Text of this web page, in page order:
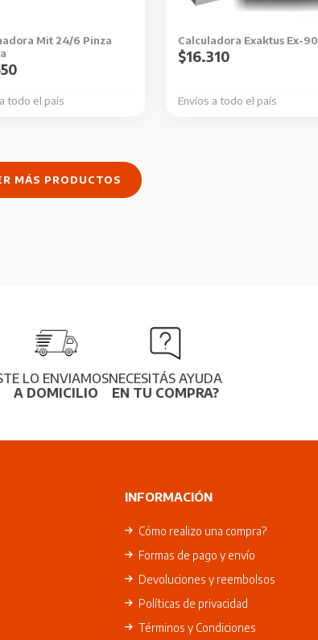
Mit 24/6 Pinza
todo el país
Calculadora Exaktus Ex-90
Envíos a todo el país
$16.310
MÁS PRODUCTOS
TE LO ENVIAMOS
A DOMICILIO
NECESITÁS AYUDA
EN TU COMPRA?
INFORMACIÓN
Cómo realizo una compra?
Formas de pago y envío
Devoluciones y reembolsos
Políticas de privacidad
Términos y Condiciones